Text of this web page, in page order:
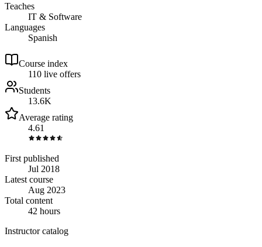
Teaches
IT & Software
Languages
Spanish
Course index
110 live offers
Students
13.6K
Average rating
4.61
First published
Jul 2018
Latest course
Aug 2023
Total content
42 hours
Instructor catalog